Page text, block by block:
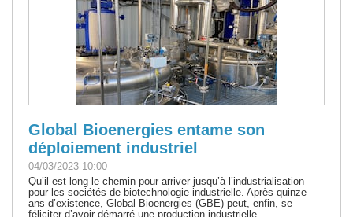
Global Bioenergies entame son
déploiement industriel
04/03/2023 10:00
Qu’il est long le chemin pour arriver jusqu’à l’industrialisation
pour les sociétés de biotechnologie industrielle. Après quinze
ans d’existence, Global Bioenergies (GBE) peut, enfin, se
féliciter d’avoir démarré une production industrielle.